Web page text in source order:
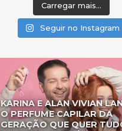
Carregar mais...
Seguir no Instagram
KARINA E ALAN VIVIAN
O PERFUME CAPILAR DA
GERAÇÃO QUE QUER